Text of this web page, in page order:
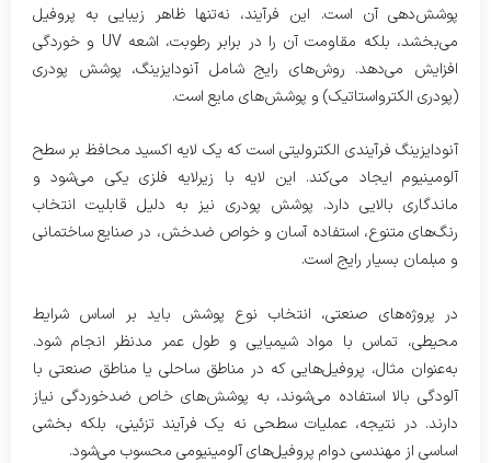
پوشش‌دهی آن است. این فرآیند، نه‌تنها ظاهر زیبایی به پروفیل
می‌بخشد، بلکه مقاومت آن را در برابر رطوبت، اشعه UV و خوردگی
افزایش می‌دهد. روش‌های رایج شامل آنودایزینگ، پوشش پودری
(پودری الکترواستاتیک) و پوشش‌های مایع است.
آنودایزینگ فرآیندی الکترولیتی است که یک لایه اکسید محافظ بر سطح
آلومینیوم ایجاد می‌کند. این لایه با زیرلایه فلزی یکی می‌شود و
ماندگاری بالایی دارد. پوشش پودری نیز به دلیل قابلیت انتخاب
رنگ‌های متنوع، استفاده آسان و خواص ضدخش، در صنایع ساختمانی
و مبلمان بسیار رایج است.
در پروژه‌های صنعتی، انتخاب نوع پوشش باید بر اساس شرایط
محیطی، تماس با مواد شیمیایی و طول عمر مدنظر انجام شود.
به‌عنوان مثال، پروفیل‌هایی که در مناطق ساحلی یا مناطق صنعتی با
آلودگی بالا استفاده می‌شوند، به پوشش‌های خاص ضدخوردگی نیاز
دارند. در نتیجه، عملیات سطحی نه یک فرآیند تزئینی، بلکه بخشی
اساسی از مهندسی دوام پروفیل‌های آلومینیومی محسوب می‌شود.